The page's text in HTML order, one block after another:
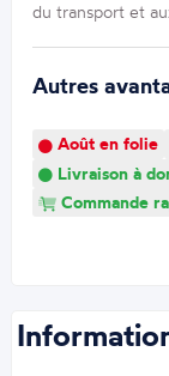
du transport et
Autres
Août en folie
Livraison à
Commande